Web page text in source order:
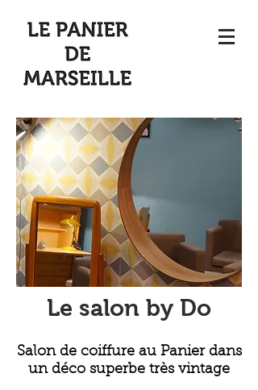
Le salon by Do
Salon de coiffure au Panier dans
un déco superbe très vintage